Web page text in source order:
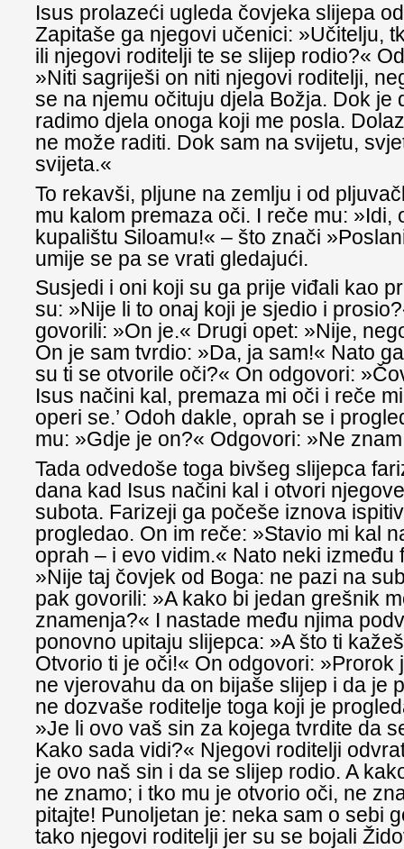
Isus prolazeći ugleda čovjeka slijepa
Zapitaše ga njegovi učenici: »Učitelju,
ili njegovi roditelji te se slijep rodio?«
»Niti sagriješi on niti njegovi roditelji,
se na njemu očituju djela Božja. Dok je
radimo djela onoga koji me posla.
ne može raditi. Dok sam na svijetu,
svijeta.«
To rekavši, pljune na zemlju i od
mu kalom premaza oči. I reče mu: »Idi,
kupalištu Siloamu!« – što znači
umije se pa se vrati gledajući.
Susjedi i oni koji su ga prije viđali kao
su: »Nije li to onaj koji je sjedio i
govorili: »On je.« Drugi opet: »Nije,
On je sam tvrdio: »Da, ja sam!« Nato
su ti se otvorile oči?« On odgovori:
Isus načini kal, premaza mi oči i reče
operi se.’ Odoh dakle, oprah se i
mu: »Gdje je on?« Odgovori: »Ne
Tada odvedoše toga bivšeg slijepca
dana kad Isus načini kal i otvori
subota. Farizeji ga počeše iznova
progledao. On im reče: »Stavio mi kal
oprah – i evo vidim.« Nato neki između
»Nije taj čovjek od Boga: ne pazi na
pak govorili: »A kako bi jedan grešnik
znamenja?« I nastade među njima
ponovno upitaju slijepca: »A što ti
Otvorio ti je oči!« On odgovori: »Prorok
ne vjerovahu da on bijaše slijep i da je
ne dozvaše roditelje toga koji je
»Je li ovo vaš sin za kojega tvrdite da
Kako sada vidi?« Njegovi roditelji
je ovo naš sin i da se slijep rodio. A
ne znamo; i tko mu je otvorio oči, ne
pitajte! Punoljetan je: neka sam o sebi
tako njegovi roditelji jer su se bojali